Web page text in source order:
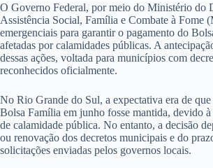
O Governo Federal, por meio do Ministério do
Assistência Social, Família e Combate à Fome
emergenciais para garantir o pagamento do
afetadas por calamidades públicas. A
dessas ações, voltada para municípios com
reconhecidos oficialmente.
No Rio Grande do Sul, a expectativa era de
Bolsa Família em junho fosse mantida, devido
de calamidade pública. No entanto, a decisão
ou renovação dos decretos municipais e do
solicitações enviadas pelos governos locais.